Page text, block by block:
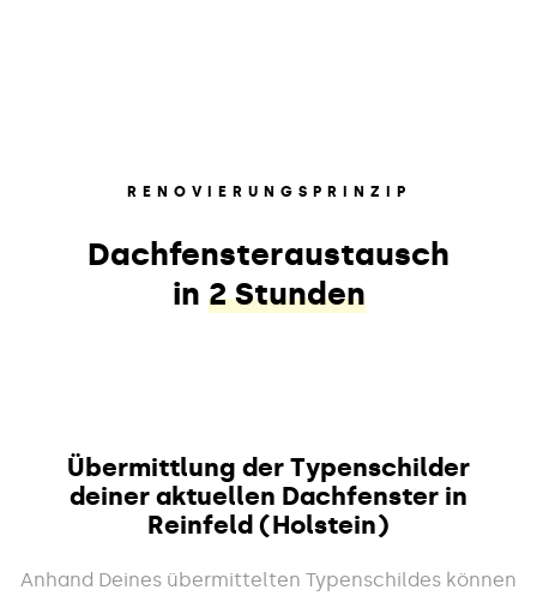
RENOVIERUNGSPRINZIP
Dachfensteraustausch
in 2 Stunden
Übermittlung der Typenschilder
deiner aktuellen Dachfenster in
Reinfeld (Holstein)
Anhand Deines übermittelten Typenschildes können